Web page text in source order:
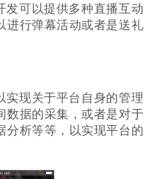
发可以提供多种直播互动
进行弹幕活动或者是送礼
实现关于平台自身的管理
数据的采集，或者是对于
分析等等，以实现平台的